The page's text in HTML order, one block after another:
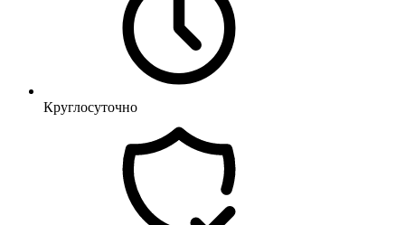
Круглосуточно